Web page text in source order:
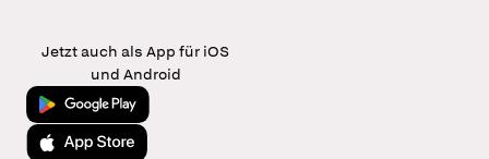
Jetzt auch als App für iOS
und Android
Jetzt bei Google Play
Laden im App Store